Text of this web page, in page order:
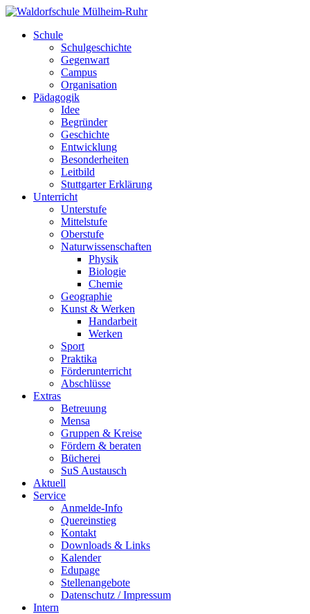
Schule
Schulgeschichte
Gegenwart
Campus
Organisation
Pädagogik
Idee
Begründer
Geschichte
Entwicklung
Besonderheiten
Leitbild
Stuttgarter Erklärung
Unterricht
Unterstufe
Mittelstufe
Oberstufe
Naturwissenschaften
Physik
Biologie
Chemie
Geographie
Kunst & Werken
Handarbeit
Werken
Sport
Praktika
Förderunterricht
Abschlüsse
Extras
Betreuung
Mensa
Gruppen & Kreise
Fördern & beraten
Bücherei
SuS Austausch
Aktuell
Service
Anmelde-Info
Quereinstieg
Kontakt
Downloads & Links
Kalender
Edupage
Stellenangebote
Datenschutz / Impressum
Intern